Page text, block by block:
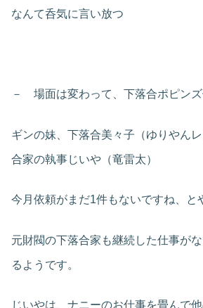
なんて呑気に言い放つ
－ 場面は変わって、下落合ポピン
ギンの妹、下落合美々子（ゆりやん
合家の執事じいや（竜雷太）
今月依頼がまだ1件もないですね、と
元財閥の下落合家も継続した仕事が
るようです。
じいやは、ナニーのお仕事を畳んで